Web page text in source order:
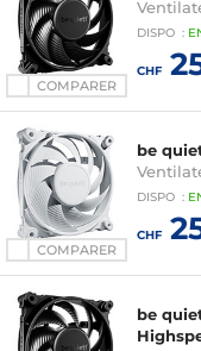
COMPARER
DISPO :
CHF
COMPARER
be
DISPO :
CHF
be